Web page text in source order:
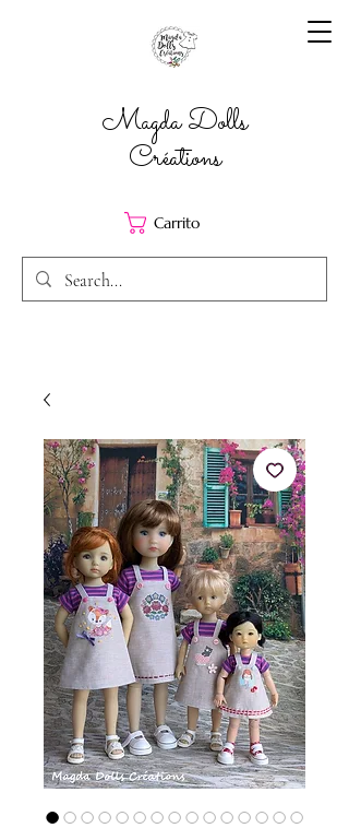
Magda Dolls
Créations
Carrito